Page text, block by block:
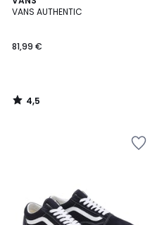
VANS AUTHENTIC
81,99 €
/ 5
4,5
/